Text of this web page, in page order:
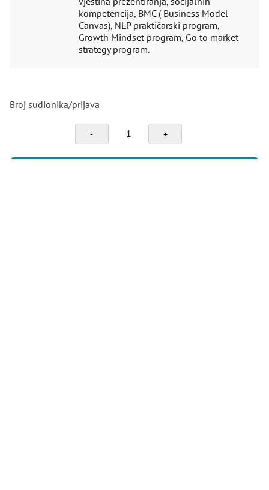
kompetencija, BMC ( Business Model
Canvas), NLP praktičarski program,
Growth Mindset program, Go to market
strategy program.
Broj sudionika/prijava
Upravljanje
i